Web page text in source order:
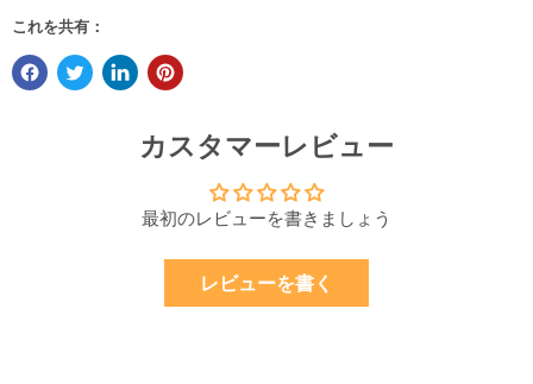
これを共有：
カスタマーレビュー
最初のレビューを書きましょう
レビューを書く